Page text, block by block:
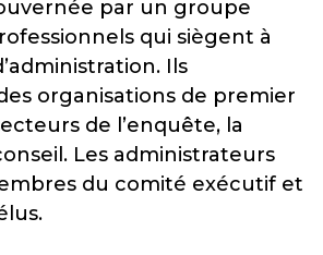
par un groupe
qui siègent à
Ils
organisations de premier
de l’enquête, la
Les administrateurs
du comité exécutif et